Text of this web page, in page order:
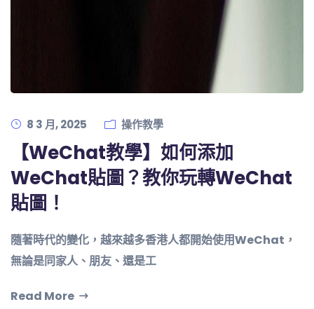
8 3 月, 2025 操作教學
【WeChat教學】如何添加
WeChat貼圖？教你玩轉WeChat
貼圖！
隨著時代的變化，越來越多香港人都開始使用WeChat，
無論是同家人、朋友、還是工
Read More